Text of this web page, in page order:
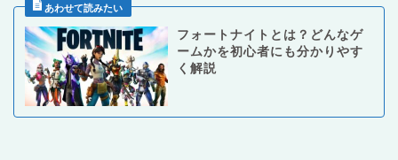
フォートナイトとは？どんなゲ
ームかを初心者にも分かりやす
く解説